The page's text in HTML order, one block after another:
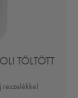
TÖLTÖTT
reszelékkel